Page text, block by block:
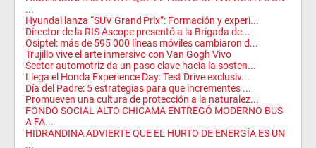
...
Hyundai lanza “SUV Grand Prix”: Formación y experi...
Director de la RIS Ascope presentó a la Brigada de...
Osiptel: más de 595 000 líneas móviles cambiaron d...
Trujillo vive el arte inmersivo con Van Gogh Vivo
Sector automotriz da un paso clave hacia la sosten...
Llega el Honda Experience Day: Test Drive exclusiv...
Día del Padre: 5 estrategias para que incrementes ...
Promueven una cultura de protección a la naturalez...
FONDO SOCIAL ALTO CHICAMA ENTREGÓ MODERNO BUS
A FA...
HIDRANDINA ADVIERTE QUE EL HURTO DE ENERGÍA ES UN
...